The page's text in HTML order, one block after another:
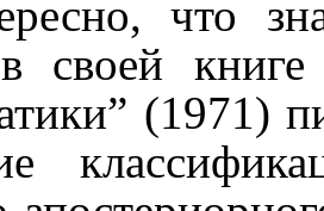
что
своей книге
(1971)